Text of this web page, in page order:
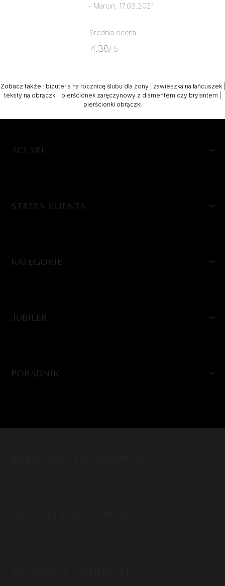
- Marcin, 17.03.2021
Średnia ocena
4.38/ 5
Zobacz także : biżuteria na rocznicę ślubu dla żony| zawieszka na łańcuszek|
teksty na obrączki
pierścionek zaręczynowy z diamentem czy brylantem
pierścionki obrączki
ACLARI
STREFA KLIENTA
KATEGORIE
JUBILER
PORADNIK